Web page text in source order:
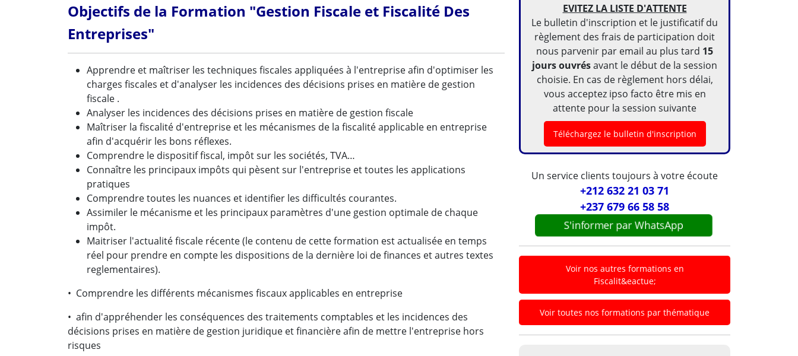
Objectifs de la Formation "Gestion Fiscale et Fiscalité Des
Entreprises"
Apprendre et maîtriser les techniques fiscales appliquées à l'entreprise afin d'optimiser les
charges fiscales et d'analyser les incidences des décisions prises en matière de gestion
fiscale .
Analyser les incidences des décisions prises en matière de gestion fiscale
Maîtriser la fiscalité d'entreprise et les mécanismes de la fiscalité applicable en entreprise
afin d'acquérir les bons réflexes.
Comprendre le dispositif fiscal, impôt sur les sociétés, TVA…
Connaître les principaux impôts qui pèsent sur l'entreprise et toutes les applications
pratiques
Comprendre toutes les nuances et identifier les difficultés courantes.
Assimiler le mécanisme et les principaux paramètres d'une gestion optimale de chaque
impôt.
Maitriser l'actualité fiscale récente (le contenu de cette formation est actualisée en temps
réel pour prendre en compte les dispositions de la dernière loi de finances et autres textes
reglementaires).
• Comprendre les différents mécanismes fiscaux applicables en entreprise
• afin d'appréhender les conséquences des traitements comptables et les incidences des
décisions prises en matière de gestion juridique et financière afin de mettre l'entreprise hors
risques
EVITEZ LA LISTE D'ATTENTE
Le bulletin d'inscription et le justificatif du
règlement des frais de participation doit
nous parvenir par email au plus tard 15
jours ouvrésavant le début de la session
choisie. En cas de règlement hors délai,
vous acceptez ipso facto être mis en
attente pour la session suivante
Téléchargez le bulletin d'inscription
Un service clients toujours à votre écoute
+212 632 21 03 71
+237 679 66 58 58
S'informer par WhatsApp
Voir nos autres formations en
Fiscalit&eactue;
Voir toutes nos formations par thématique